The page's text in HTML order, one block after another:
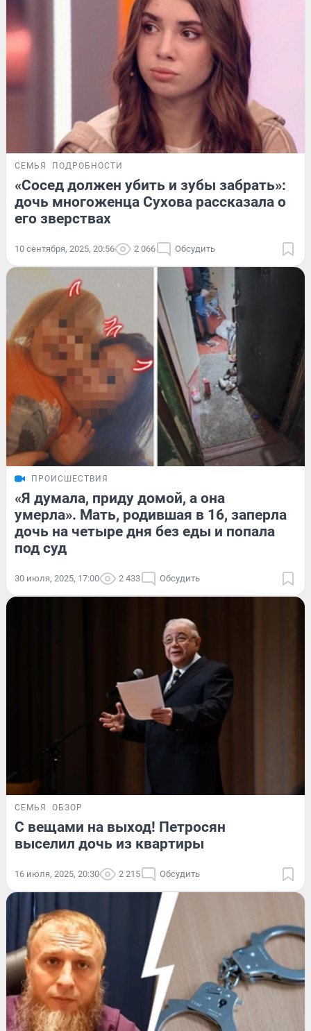
СЕМЬЯ ПОДРОБНОСТИ
«Сосед должен убить и зубы забрать»:
дочь многоженца Сухова рассказала о
его зверствах
10 сентября, 2025, 20:56 2 066 Обсудить
ПРОИСШЕСТВИЯ
«Я думала, приду домой, а она
умерла». Мать, родившая в 16, заперла
дочь на четыре дня без еды и попала
под суд
30 июля, 2025, 17:00 2 433 Обсудить
СЕМЬЯ ОБЗОР
С вещами на выход! Петросян
выселил дочь из квартиры
16 июля, 2025, 20:30 2 215 Обсудить